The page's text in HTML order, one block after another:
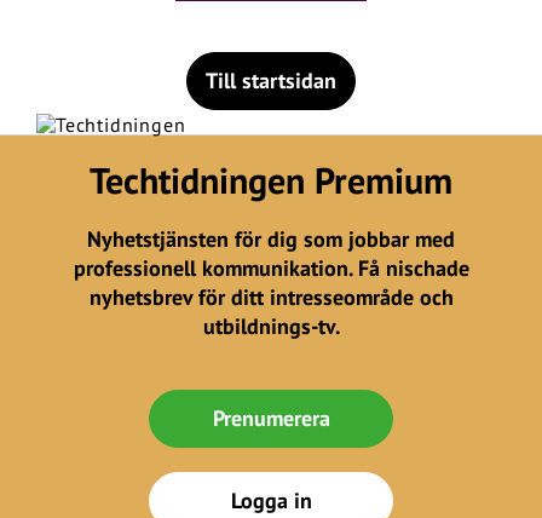
Till startsidan
Techtidningen Premium
Nyhetstjänsten för dig som jobbar med
professionell kommunikation. Få nischade
nyhetsbrev för ditt intresseområde och
utbildnings-tv.
Prenumerera
Logga in